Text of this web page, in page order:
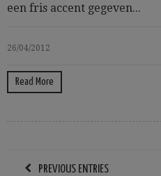
een fris accent gegeven...
26/04/2012
Read More
PREVIOUS ENTRIES